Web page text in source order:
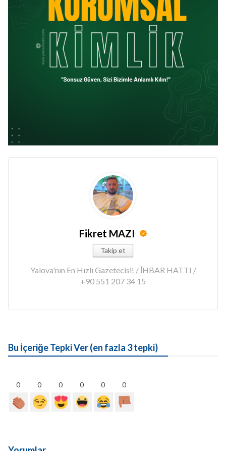
Fikret MAZI
Takip et
Yalova'nın En Hızlı Gazetecisi! / İHBAR HATTI /
+90 551 207 34 15
Bu İçeriğe Tepki Ver (en fazla 3 tepki)
0 0 0 0 0 0